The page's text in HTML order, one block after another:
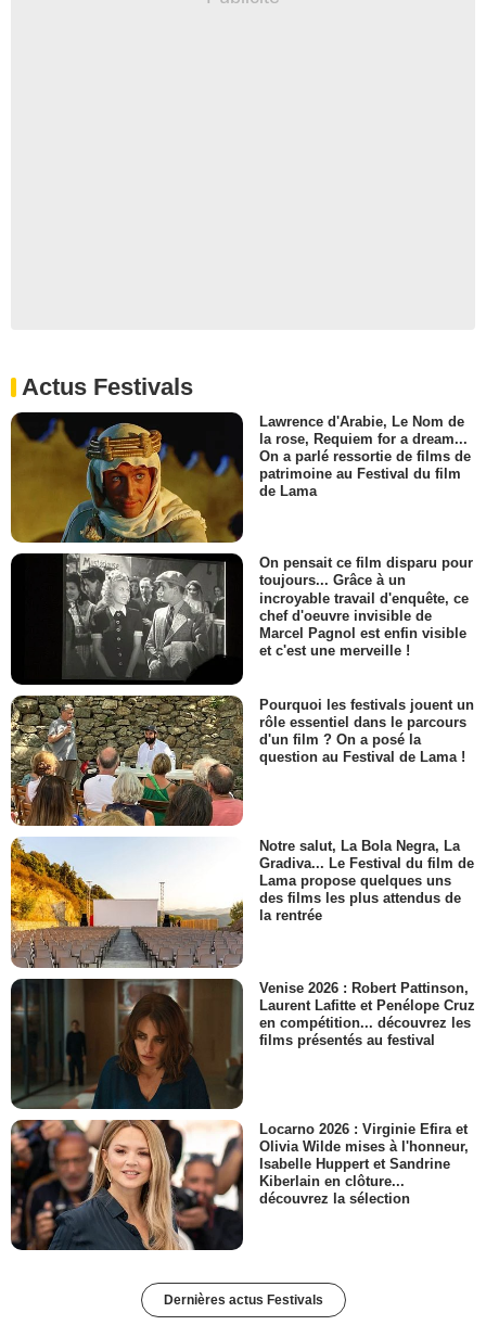
Actus Festivals
Lawrence d'Arabie, Le Nom de
la rose, Requiem for a dream...
On a parlé ressortie de films de
patrimoine au Festival du film
de Lama
On pensait ce film disparu pour
toujours... Grâce à un
incroyable travail d'enquête, ce
chef d'oeuvre invisible de
Marcel Pagnol est enfin visible
et c'est une merveille !
Pourquoi les festivals jouent un
rôle essentiel dans le parcours
d'un film ? On a posé la
question au Festival de Lama !
Notre salut, La Bola Negra, La
Gradiva... Le Festival du film de
Lama propose quelques uns
des films les plus attendus de
la rentrée
Venise 2026 : Robert Pattinson,
Laurent Lafitte et Penélope Cruz
en compétition... découvrez les
films présentés au festival
Locarno 2026 : Virginie Efira et
Olivia Wilde mises à l'honneur,
Isabelle Huppert et Sandrine
Kiberlain en clôture...
découvrez la sélection
Dernières actus Festivals